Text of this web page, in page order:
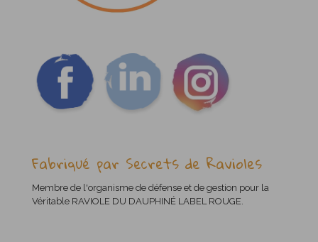
Fabriqué par Secrets de Ravioles
Membre de l'organisme de défense et de gestion pour la
Véritable RAVIOLE DU DAUPHINÉ LABEL ROUGE.